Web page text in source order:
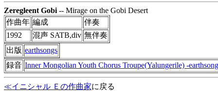
Zeregleent Gobi -- Mirage on the Gobi Desert
作曲年 編成
伴奏
1992
混声 SATB,div 無伴奏
出版 earthsongs
録音 Inner Mongolian Youth Chorus Troupe(Yalungerile) -
≪イニシャル Ｅの作曲家に戻る